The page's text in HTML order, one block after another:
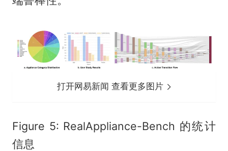
打开网易新闻 查看更多图片
Figure 5: RealAppliance-Bench 的统计
信息